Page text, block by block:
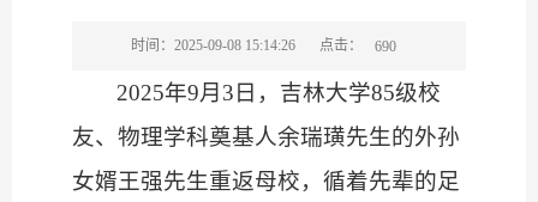
时间：2025-09-08 15:14:26 点击： 690
2025年9月3日，吉林大学85级校
友、物理学科奠基人余瑞璜先生的外孙
女婿王强先生重返母校，循着先辈的足